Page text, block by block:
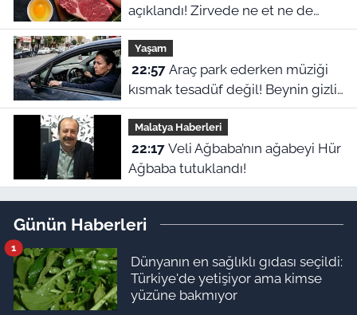
açıklandı! Zirvede ne et ne de
yumurta var
Yaşam
22:57Araç park ederken müziği
kısmak tesadüf değil! Beynin gizli
refleksiymiş
Malatya Haberleri
22:17Veli Ağbaba’nın ağabeyi Hür
Ağbaba tutuklandı!
Günün Haberleri
Dünyanın en sağlıklı gıdası seçildi:
Türkiye'de yetişiyor ama kimse
yüzüne bakmıyor
1